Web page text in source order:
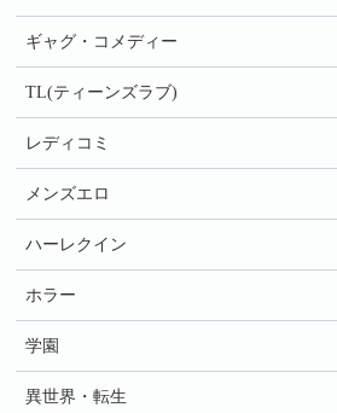
ギャグ・コメディー
TL(ティーンズラブ)
レディコミ
メンズエロ
ハーレクイン
ホラー
学園
異世界・転生